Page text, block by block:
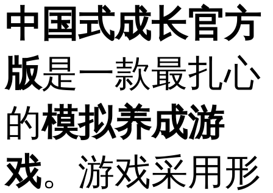
中国式成长官方
版是一款最扎心
的模拟养成游
戏。游戏采用形